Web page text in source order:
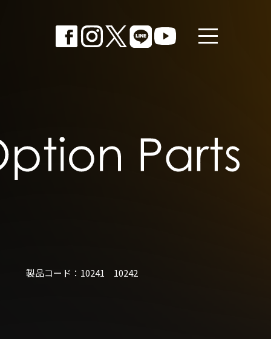
製品コード：10241 10242